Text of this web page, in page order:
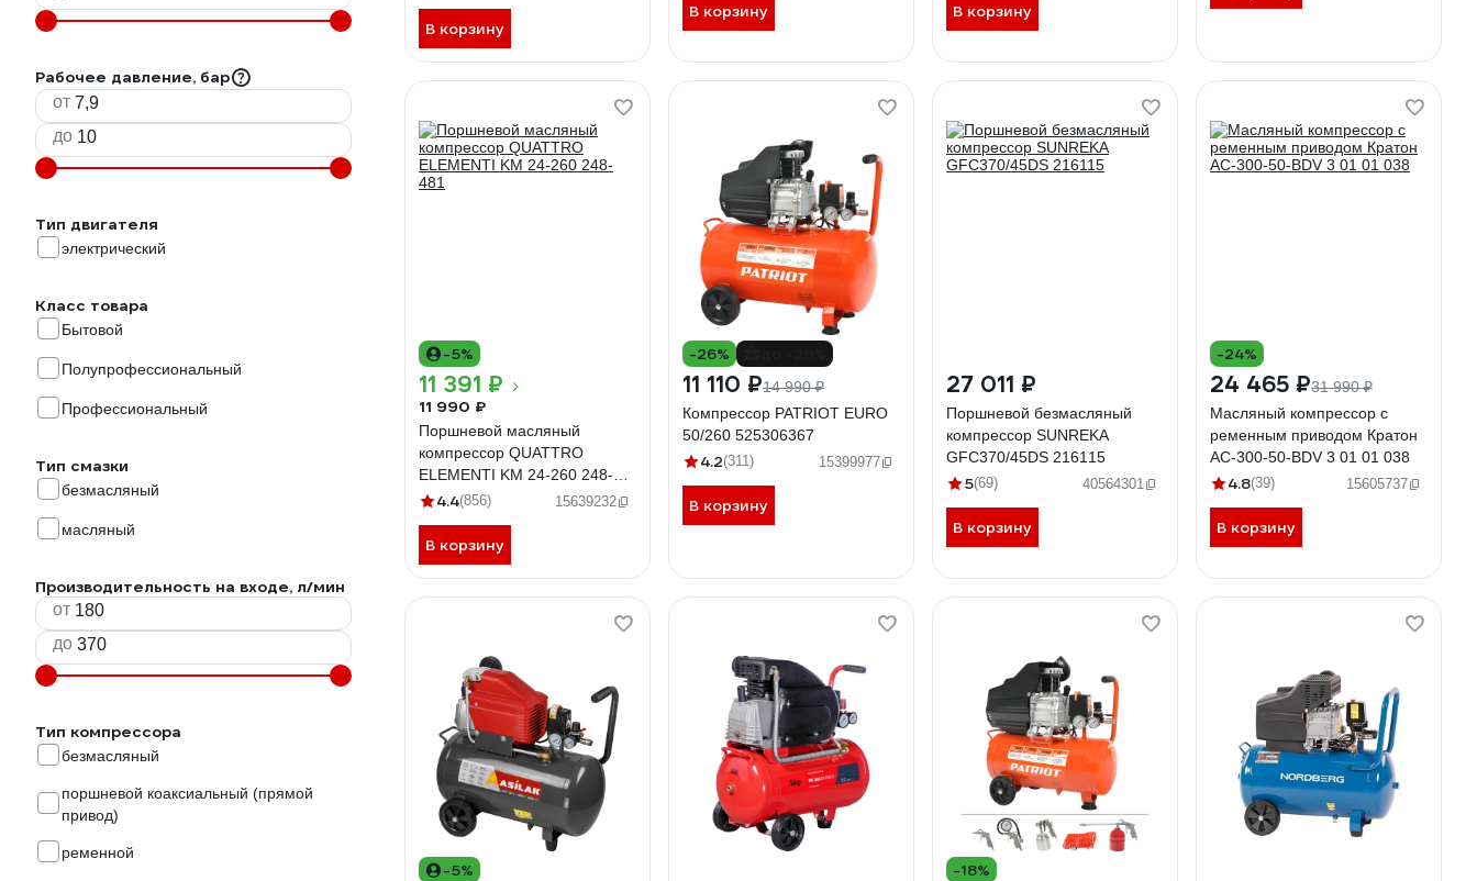
Рабочее давление, бар
от
до
Тип двигателя
электрический
Класс товара
Бытовой
Полупрофессиональный
Профессиональный
Тип смазки
безмасляный
масляный
Производительность на входе, л/мин
от
до
Тип компрессора
безмасляный
поршневой коаксиальный (прямой
привод)
ременной
В корзину
В корзину В корзину
-5%
11 391 ₽
11 990 ₽
Поршневой масляный
компрессор QUATTRO
ELEMENTI KM 24-260 248-
4814.4(856) 15639232
В корзину
-26%
11 110 ₽14 990 ₽
Компрессор PATRIOT EURO
50/260 525306367
4.2(311) 15399977
В корзину
27 011 ₽
Поршневой безмасляный
компрессор SUNREKA
GFC370/45DS 216115
5(69) 40564301
В корзину
-24%
24 465 ₽31 990 ₽
Масляный компрессор с
ременным приводом Кратон
AC-300-50-BDV 3 01 01 038
4.8(39) 15605737
В корзину
-5% -18%